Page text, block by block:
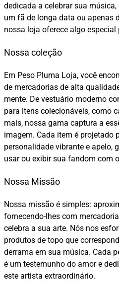
dedicada a celebrar sua
um fã de longa data ou apenas
nossa loja oferece algo especial
Nossa coleção
Em Peso Pluma Loja, você
de mercadorias de alta
mente. De vestuário moderno
para itens colecionáveis, como
mais, nossa gama captura a
imagem. Cada item é projetado
personalidade vibrante e apelo,
usar ou exibir sua fandom com
Nossa Missão
Nossa missão é simples:
fornecendo-lhes com
celebra a sua arte. Nós nos
produtos de topo que
derrama em sua música. Cada
é um testemunho do amor e
este artista extraordinário.